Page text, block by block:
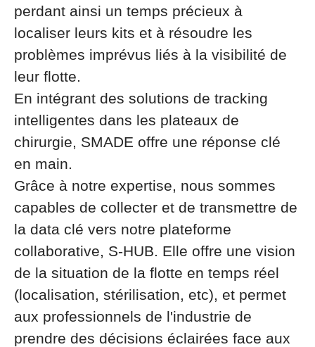
perdant ainsi un temps précieux à
localiser leurs kits et à résoudre les
problèmes imprévus liés à la visibilité de
leur flotte.
En intégrant des solutions de tracking
intelligentes dans les plateaux de
chirurgie, SMADE offre une réponse clé
en main.
Grâce à notre expertise, nous sommes
capables de collecter et de transmettre de
la data clé vers notre plateforme
collaborative, S-HUB. Elle offre une vision
de la situation de la flotte en temps réel
(localisation, stérilisation, etc), et permet
aux professionnels de l'industrie de
prendre des décisions éclairées face aux